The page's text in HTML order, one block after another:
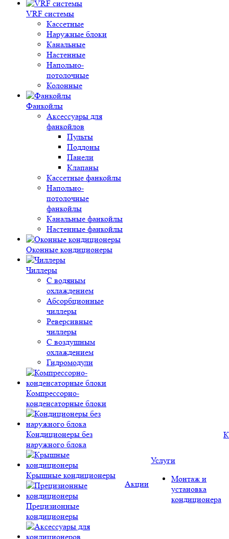
VRF системы
Кассетные
Наружные блоки
Канальные
Настенные
Напольно-
потолочные
Колонные
Фанкойлы
Аксессуары для
фанкойлов
Пульты
Поддоны
Панели
Клапаны
Кассетные фанкойлы
Напольно-
потолочные
фанкойлы
Канальные фанкойлы
Настенные фанкойлы
Оконные кондиционеры
Чиллеры
С водяным
охлаждением
Абсорбционные
чиллеры
Реверсивные
чиллеры
С воздушным
охлаждением
Гидромодули
Компрессорно-
конденсаторные блоки
Кондиционеры без
наружного блока
Крышные кондиционеры
Прецизионные
кондиционеры
Акции
Услуги
Монтаж и
установка
кондиционера